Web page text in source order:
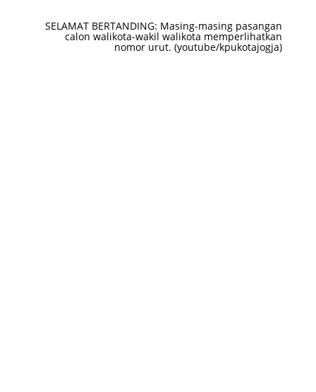
SELAMAT BERTANDING: Masing-masing pasangan
calon walikota-wakil walikota memperlihatkan
nomor urut. (youtube/kpukotajogja)